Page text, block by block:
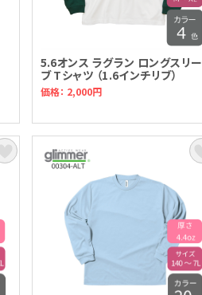
5.6オンス ラグラン ロングスリー
ブ Tシャツ （1.6インチリブ）
価格： 2,000円